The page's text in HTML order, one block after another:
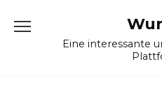
Eine interessante